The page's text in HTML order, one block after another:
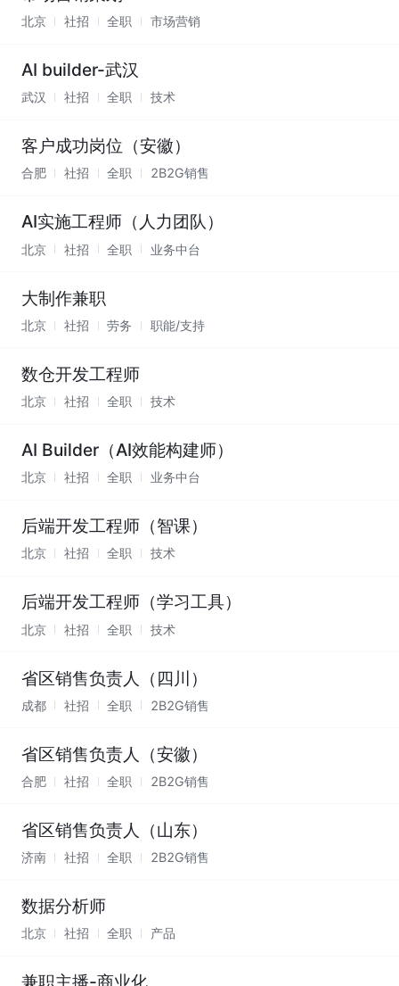
北京 社招 全职 市场营销
AI builder-武汉
武汉 社招 全职 技术
客户成功岗位（安徽）
合肥 社招 全职 2B2G销售
AI实施工程师（人力团队）
北京 社招 全职 业务中台
大制作兼职
北京 社招 劳务 职能/支持
数仓开发工程师
北京 社招 全职 技术
AI Builder（AI效能构建师）
北京 社招 全职 业务中台
后端开发工程师（智课）
北京 社招 全职 技术
后端开发工程师（学习工具）
北京 社招 全职 技术
省区销售负责人（四川）
成都 社招 全职 2B2G销售
省区销售负责人（安徽）
合肥 社招 全职 2B2G销售
省区销售负责人（山东）
济南 社招 全职 2B2G销售
数据分析师
北京 社招 全职 产品